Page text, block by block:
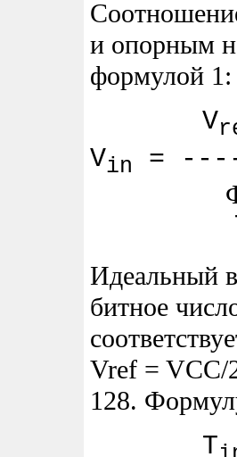
и опорным
формулой 1:
V
Vin
=
Идеальный
битное
Vref = VCC/
128.
T